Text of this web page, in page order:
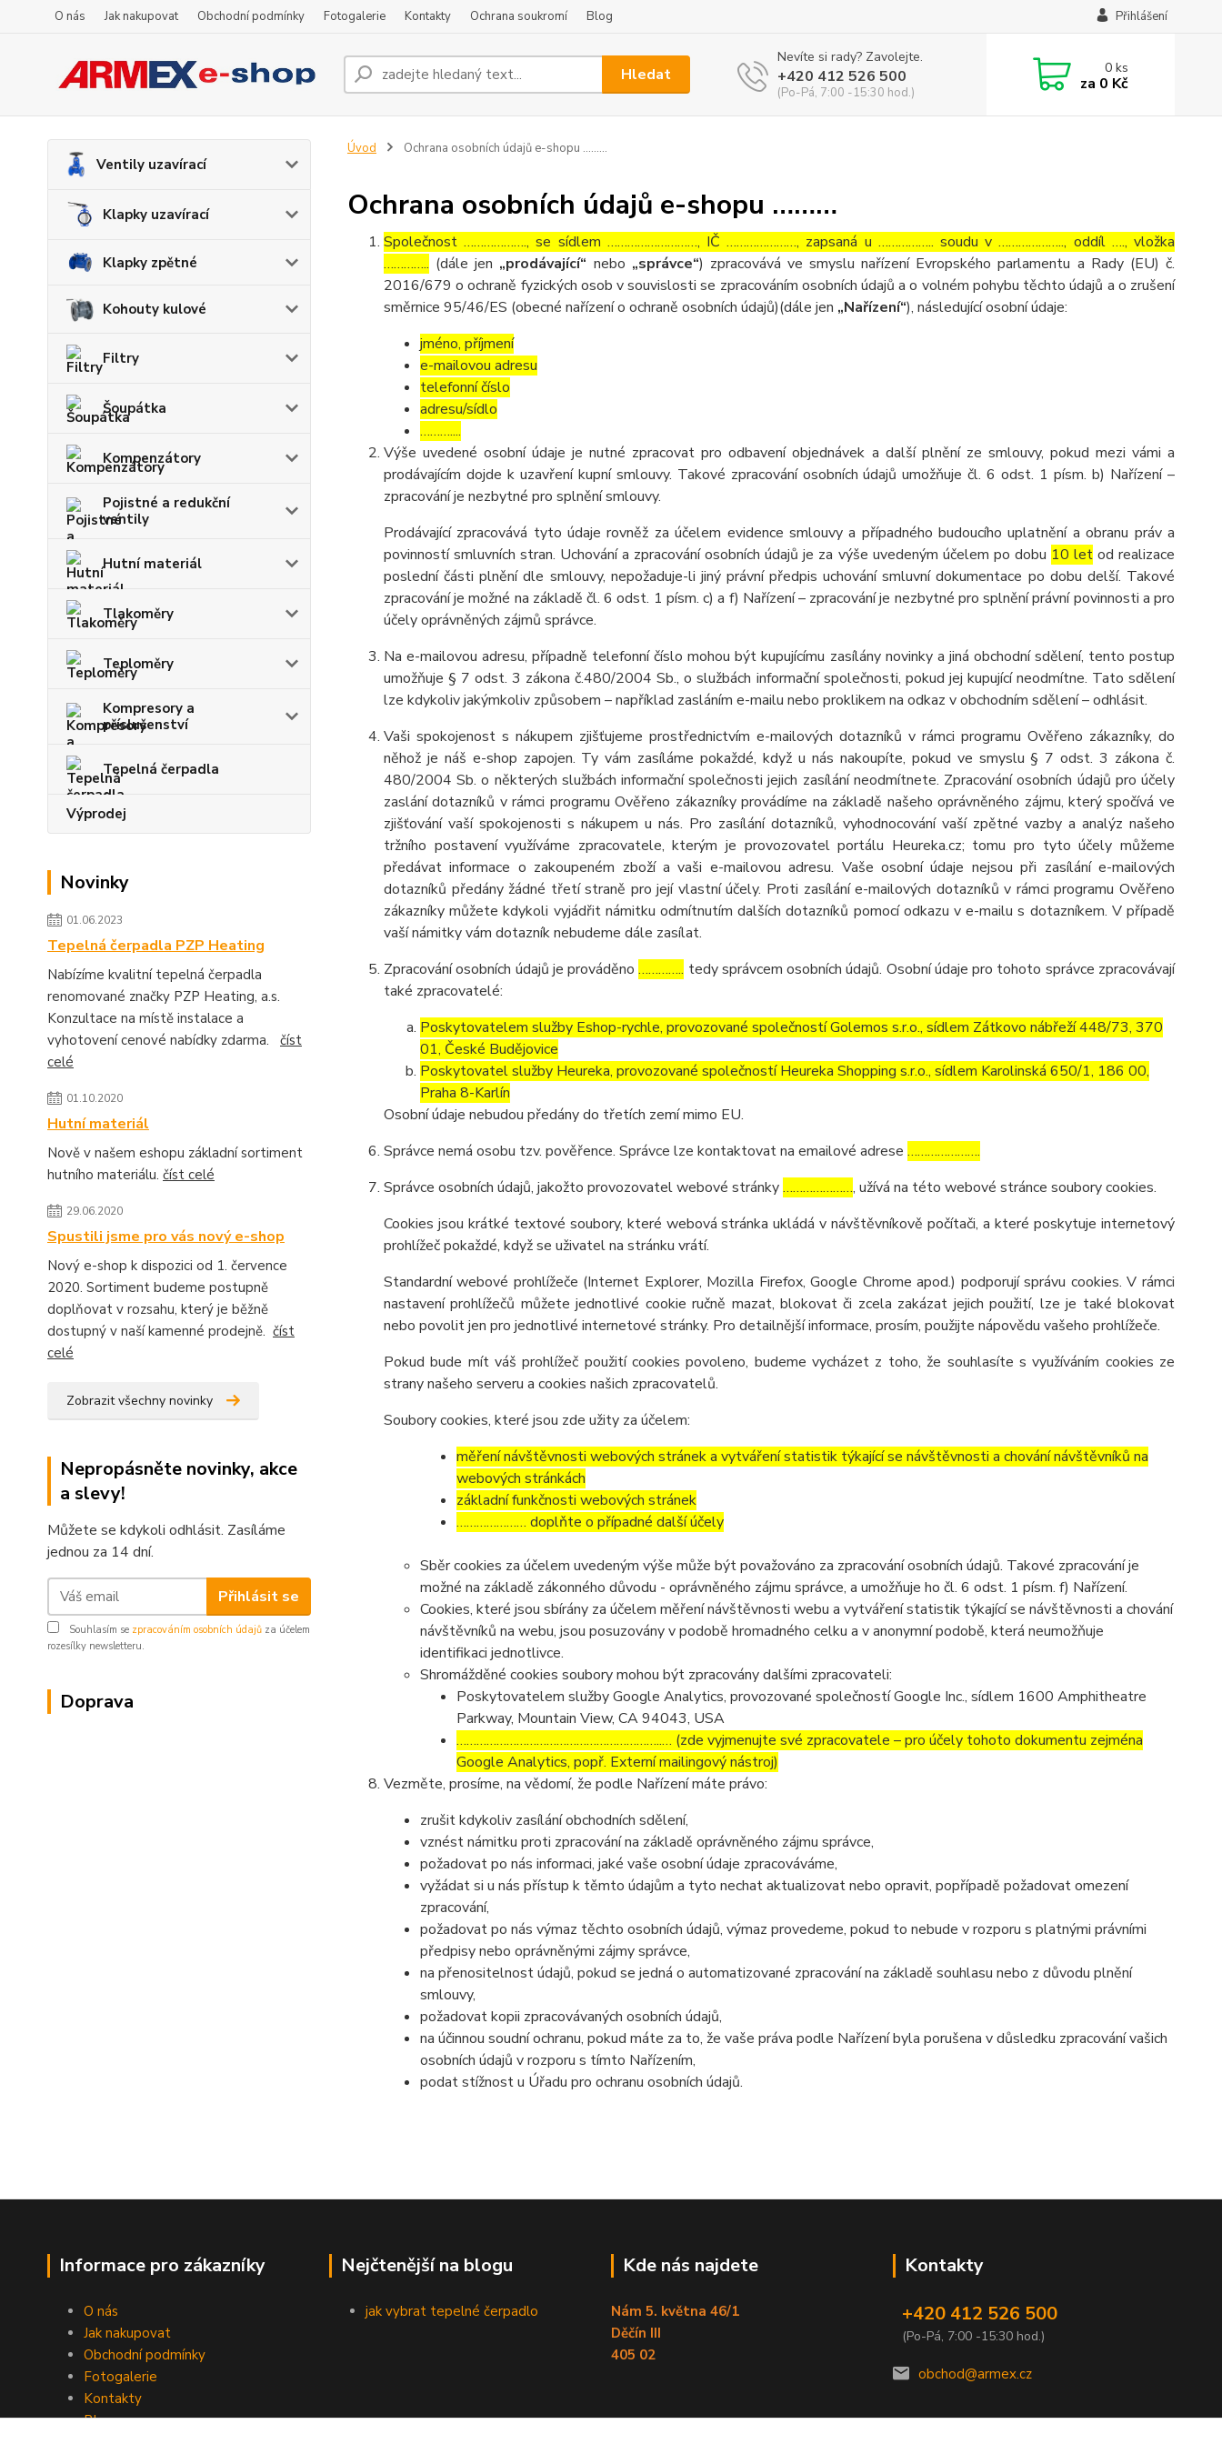
O nás Jak nakupovat Obchodní podmínky Fotogalerie Kontakty Ochrana soukromí Blog Přihlášení
Hledat
Nevíte si rady? Zavolejte.
+420 412 526 500
(Po-Pá, 7:00 -15:30 hod.)
0ks
za 0 Kč
Ventily uzavírací
Klapky uzavírací
Klapky zpětné
Kohouty kulové
Filtry
Šoupátka
Kompenzátory
Pojistné a redukční
ventily
Hutní materiál
Tlakoměry
Teploměry
Kompresory a
příslušenství
Tepelná čerpadla
Výprodej
Novinky
01.06.2023
Tepelná čerpadla PZP Heating
Nabízíme kvalitní tepelná čerpadla
renomované značky PZP Heating, a.s.
Konzultace na místě instalace a
vyhotovení cenové nabídky zdarma. číst
celé
01.10.2020
Hutní materiál
Nově v našem eshopu základní sortiment
hutního materiálu. číst celé
29.06.2020
Spustili jsme pro vás nový e-shop
Nový e-shop k dispozici od 1. července
2020. Sortiment budeme postupně
doplňovat v rozsahu, který je běžně
dostupný v naší kamenné prodejně. číst
celé
Zobrazit všechny novinky
Nepropásněte novinky, akce
a slevy!
Můžete se kdykoli odhlásit. Zasíláme
jednou za 14 dní.
Přihlásit se
Souhlasím se zpracováním osobních údajů za účelem
rozesílky newsletteru.
Doprava
Úvod Ochrana osobních údajů e-shopu ………
Ochrana osobních údajů e-shopu ………
Společnost ………………., se sídlem ………………………, IČ …………………, zapsaná u …………….. soudu v ……………….., oddíl …., vložka
………….. (dále jen „prodávající“ nebo „správce“) zpracovává ve smyslu nařízení Evropského parlamentu a Rady (EU) č.
2016/679 o ochraně fyzických osob v souvislosti se zpracováním osobních údajů a o volném pohybu těchto údajů a o zrušení
směrnice 95/46/ES (obecné nařízení o ochraně osobních údajů)(dále jen „Nařízení“), následující osobní údaje:
jméno, příjmení
e-mailovou adresu
telefonní číslo
adresu/sídlo
………....
Výše uvedené osobní údaje je nutné zpracovat pro odbavení objednávek a další plnění ze smlouvy, pokud mezi vámi a
prodávajícím dojde k uzavření kupní smlouvy. Takové zpracování osobních údajů umožňuje čl. 6 odst. 1 písm. b) Nařízení –
zpracování je nezbytné pro splnění smlouvy.
Prodávající zpracovává tyto údaje rovněž za účelem evidence smlouvy a případného budoucího uplatnění a obranu práv a
povinností smluvních stran. Uchování a zpracování osobních údajů je za výše uvedeným účelem po dobu 10 letod realizace
poslední části plnění dle smlouvy, nepožaduje-li jiný právní předpis uchování smluvní dokumentace po dobu delší. Takové
zpracování je možné na základě čl. 6 odst. 1 písm. c) a f) Nařízení – zpracování je nezbytné pro splnění právní povinnosti a pro
účely oprávněných zájmů správce.
Na e-mailovou adresu, případně telefonní číslo mohou být kupujícímu zasílány novinky a jiná obchodní sdělení, tento postup
umožňuje § 7 odst. 3 zákona č.480/2004 Sb., o službách informační společnosti, pokud jej kupující neodmítne. Tato sdělení
lze kdykoliv jakýmkoliv způsobem – například zasláním e-mailu nebo proklikem na odkaz v obchodním sdělení – odhlásit.
Vaši spokojenost s nákupem zjišťujeme prostřednictvím e-mailových dotazníků v rámci programu Ověřeno zákazníky, do
něhož je náš e-shop zapojen. Ty vám zasíláme pokaždé, když u nás nakoupíte, pokud ve smyslu § 7 odst. 3 zákona č.
480/2004 Sb. o některých službách informační společnosti jejich zasílání neodmítnete. Zpracování osobních údajů pro účely
zaslání dotazníků v rámci programu Ověřeno zákazníky provádíme na základě našeho oprávněného zájmu, který spočívá ve
zjišťování vaší spokojenosti s nákupem u nás. Pro zasílání dotazníků, vyhodnocování vaší zpětné vazby a analýz našeho
tržního postavení využíváme zpracovatele, kterým je provozovatel portálu Heureka.cz; tomu pro tyto účely můžeme
předávat informace o zakoupeném zboží a vaši e-mailovou adresu. Vaše osobní údaje nejsou při zasílání e-mailových
dotazníků předány žádné třetí straně pro její vlastní účely. Proti zasílání e-mailových dotazníků v rámci programu Ověřeno
zákazníky můžete kdykoli vyjádřit námitku odmítnutím dalších dotazníků pomocí odkazu v e-mailu s dotazníkem. V případě
vaší námitky vám dotazník nebudeme dále zasílat.
Zpracování osobních údajů je prováděno………….. tedy správcem osobních údajů. Osobní údaje pro tohoto správce zpracovávají
také zpracovatelé:
Poskytovatelem služby Eshop-rychle, provozované společností Golemos s.r.o., sídlem Zátkovo nábřeží 448/73, 370
01, České Budějovice
Poskytovatel služby Heureka, provozované společností Heureka Shopping s.r.o., sídlem Karolinská 650/1, 186 00,
Praha 8-Karlín
Osobní údaje nebudou předány do třetích zemí mimo EU.
Správce nemá osobu tzv. pověřence. Správce lze kontaktovat na emailové adrese ………………….
Správce osobních údajů, jakožto provozovatel webové stránky…………………, užívá na této webové stránce soubory cookies.
Cookies jsou krátké textové soubory, které webová stránka ukládá v návštěvníkově počítači, a které poskytuje internetový
prohlížeč pokaždé, když se uživatel na stránku vrátí.
Standardní webové prohlížeče (Internet Explorer, Mozilla Firefox, Google Chrome apod.) podporují správu cookies. V rámci
nastavení prohlížečů můžete jednotlivé cookie ručně mazat, blokovat či zcela zakázat jejich použití, lze je také blokovat
nebo povolit jen pro jednotlivé internetové stránky. Pro detailnější informace, prosím, použijte nápovědu vašeho prohlížeče.
Pokud bude mít váš prohlížeč použití cookies povoleno, budeme vycházet z toho, že souhlasíte s využíváním cookies ze
strany našeho serveru a cookies našich zpracovatelů.
Soubory cookies, které jsou zde užity za účelem:
měření návštěvnosti webových stránek a vytváření statistik týkající se návštěvnosti a chování návštěvníků na
webových stránkách
základní funkčnosti webových stránek
………………… doplňte o případné další účely
Sběr cookies za účelem uvedeným výše může být považováno za zpracování osobních údajů. Takové zpracování je
možné na základě zákonného důvodu - oprávněného zájmu správce, a umožňuje ho čl. 6 odst. 1 písm. f) Nařízení.
Cookies, které jsou sbírány za účelem měření návštěvnosti webu a vytváření statistik týkající se návštěvnosti a chování
návštěvníků na webu, jsou posuzovány v podobě hromadného celku a v anonymní podobě, která neumožňuje
identifikaci jednotlivce.
Shromážděné cookies soubory mohou být zpracovány dalšími zpracovateli:
Poskytovatelem služby Google Analytics, provozované společností Google Inc., sídlem 1600 Amphitheatre
Parkway, Mountain View, CA 94043, USA
……………………………………………………..… (zde vyjmenujte své zpracovatele – pro účely tohoto dokumentu zejména
Google Analytics, popř. Externí mailingový nástroj)
Vezměte, prosíme, na vědomí, že podle Nařízení máte právo:
zrušit kdykoliv zasílání obchodních sdělení,
vznést námitku proti zpracování na základě oprávněného zájmu správce,
požadovat po nás informaci, jaké vaše osobní údaje zpracováváme,
vyžádat si u nás přístup k těmto údajům a tyto nechat aktualizovat nebo opravit, popřípadě požadovat omezení
zpracování,
požadovat po nás výmaz těchto osobních údajů, výmaz provedeme, pokud to nebude v rozporu s platnými právními
předpisy nebo oprávněnými zájmy správce,
na přenositelnost údajů, pokud se jedná o automatizované zpracování na základě souhlasu nebo z důvodu plnění
smlouvy,
požadovat kopii zpracovávaných osobních údajů,
na účinnou soudní ochranu, pokud máte za to, že vaše práva podle Nařízení byla porušena v důsledku zpracování vašich
osobních údajů v rozporu s tímto Nařízením,
podat stížnost u Úřadu pro ochranu osobních údajů.
Informace pro zákazníky
O nás
Jak nakupovat
Obchodní podmínky
Fotogalerie
Kontakty
Blog
Nejčtenější na blogu
jak vybrat tepelné čerpadlo
Kde nás najdete
Nám 5. května 46/1
Děčín III
405 02
Kontakty
+420 412 526 500
(Po-Pá, 7:00 -15:30 hod.)
obchod@armex.cz